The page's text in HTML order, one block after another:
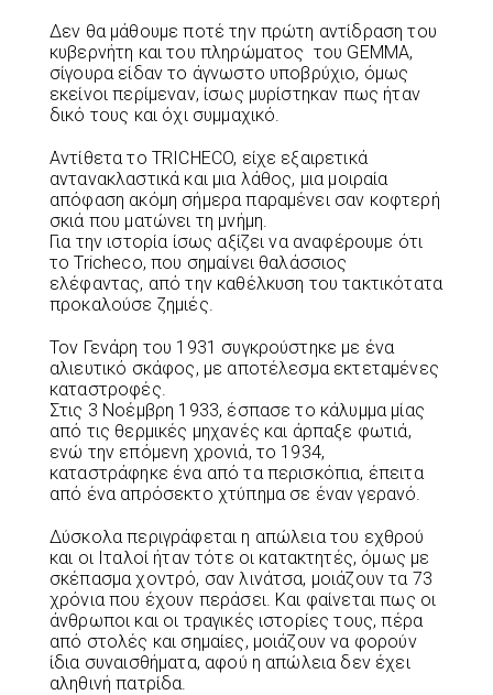
Δεν θα μάθουμε ποτέ την πρώτη αντίδραση του
κυβερνήτη και του πληρώματος του GEMMA,
σίγουρα είδαν το άγνωστο υποβρύχιο, όμως
εκείνοι περίμεναν, ίσως μυρίστηκαν πως ήταν
δικό τους και όχι συμμαχικό.
Αντίθετα το TRICHECO, είχε εξαιρετικά
αντανακλαστικά και μια λάθος, μια μοιραία
απόφαση ακόμη σήμερα παραμένει σαν κοφτερή
σκιά που ματώνει τη μνήμη.
Για την ιστορία ίσως αξίζει να αναφέρουμε ότι
το Tricheco, που σημαίνει θαλάσσιος
ελέφαντας, από την καθέλκυση του τακτικότατα
προκαλούσε ζημιές.
Τον Γενάρη του 1931 συγκρούστηκε με ένα
αλιευτικό σκάφος, με αποτέλεσμα εκτεταμένες
καταστροφές.
Στις 3 Νοέμβρη 1933, έσπασε το κάλυμμα μίας
από τις θερμικές μηχανές και άρπαξε φωτιά,
ενώ την επόμενη χρονιά, το 1934,
καταστράφηκε ένα από τα περισκόπια, έπειτα
από ένα απρόσεκτο χτύπημα σε έναν γερανό.
Δύσκολα περιγράφεται η απώλεια του εχθρού
και οι Ιταλοί ήταν τότε οι κατακτητές, όμως με
σκέπασμα χοντρό, σαν λινάτσα, μοιάζουν τα 73
χρόνια που έχουν περάσει. Και φαίνεται πως οι
άνθρωποι και οι τραγικές ιστορίες τους, πέρα
από στολές και σημαίες, μοιάζουν να φορούν
ίδια συναισθήματα, αφού η απώλεια δεν έχει
αληθινή πατρίδα.